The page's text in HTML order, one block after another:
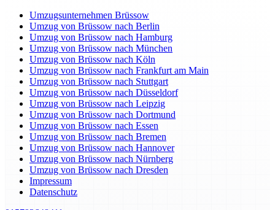
Umzugsunternehmen Brüssow
Umzug von Brüssow nach Berlin
Umzug von Brüssow nach Hamburg
Umzug von Brüssow nach München
Umzug von Brüssow nach Köln
Umzug von Brüssow nach Frankfurt am Main
Umzug von Brüssow nach Stuttgart
Umzug von Brüssow nach Düsseldorf
Umzug von Brüssow nach Leipzig
Umzug von Brüssow nach Dortmund
Umzug von Brüssow nach Essen
Umzug von Brüssow nach Bremen
Umzug von Brüssow nach Hannover
Umzug von Brüssow nach Nürnberg
Umzug von Brüssow nach Dresden
Impressum
Datenschutz